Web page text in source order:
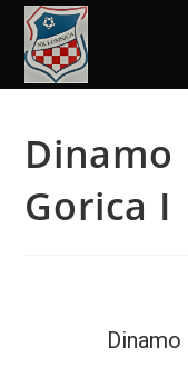
Dinamo
Gorica I